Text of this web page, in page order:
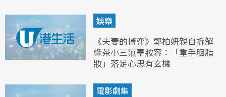
娛樂
《夫妻的博弈》郭柏妍親自拆解
綠茶小三無辜妝容：「重手胭脂
妝」落足心思有玄機
電影劇集